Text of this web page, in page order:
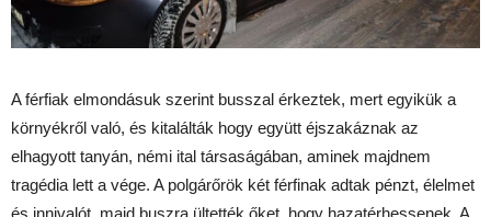
A férfiak elmondásuk szerint busszal érkeztek, mert egyikük a
környékről való, és kitalálták hogy együtt éjszakáznak az
elhagyott tanyán, némi ital társaságában, aminek majdnem
tragédia lett a vége. A polgárőrök két férfinak adtak pénzt, élelmet
és innivalót, majd buszra ültették őket, hogy hazatérhessenek. A